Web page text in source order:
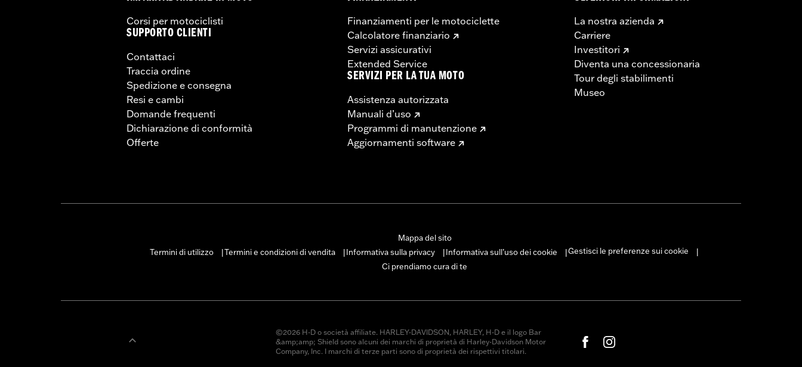
Corsi per motociclisti
SUPPORTO CLIENTI
Contattaci
Traccia ordine
Spedizione e consegna
Resi e cambi
Domande frequenti
Dichiarazione di conformità
Offerte
Finanziamenti per le motociclette
Calcolatore finanziario
Servizi assicurativi
Extended Service
SERVIZI PER LA TUA MOTO
Assistenza autorizzata
Manuali d’uso
Programmi di manutenzione
Aggiornamenti software
La nostra azienda
Carriere
Investitori
Diventa una concessionaria
Tour degli stabilimenti
Museo
Mappa del sito
Termini di utilizzo
Termini e condizioni di vendita Informativa sulla privacy Informativa sull’uso dei cookie Gestisci le preferenze sui cookie
Ci prendiamo cura di te
©2026 H-D o società affiliate. HARLEY-DAVIDSON, HARLEY, H-D e il logo Bar
&amp;amp; Shield sono alcuni dei marchi di proprietà di Harley-Davidson Motor
Company, Inc. I marchi di terze parti sono di proprietà dei rispettivi titolari.